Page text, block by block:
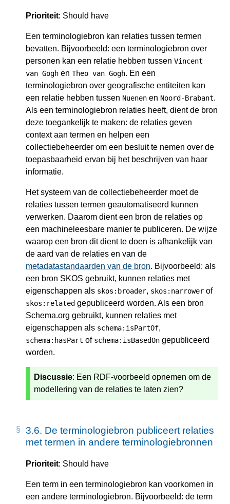
Prioriteit: Should have
Een terminologiebron kan relaties tussen termen
bevatten. Bijvoorbeeld: een terminologiebron over
personen kan een relatie hebben tussen Vincent
van Gogh en Theo van Gogh. En een
terminologiebron over geografische entiteiten kan
een relatie hebben tussen Nuenen en Noord-Brabant.
Als een terminologiebron relaties heeft, dient de bron
deze toegankelijk te maken: de relaties geven
context aan termen en helpen een
collectiebeheerder om een besluit te nemen over de
toepasbaarheid ervan bij het beschrijven van haar
informatie.
Het systeem van de collectiebeheerder moet de
relaties tussen termen geautomatiseerd kunnen
verwerken. Daarom dient een bron de relaties op
een machineleesbare manier te publiceren. De wijze
waarop een bron dit dient te doen is afhankelijk van
de aard van de relaties en van de
metadatastandaarden van de bron. Bijvoorbeeld: als
een bron SKOS gebruikt, kunnen relaties met
eigenschappen als skos:broader, skos:narrower of
skos:related gepubliceerd worden. Als een bron
Schema.org gebruikt, kunnen relaties met
eigenschappen als schema:isPartOf,
schema:hasPart of schema:isBasedOn gepubliceerd
worden.
Discussie: Een RDF-voorbeeld opnemen om de
modellering van de relaties te laten zien?
3.6. De terminologiebron publiceert relaties
met termen in andere terminologiebronnen
Prioriteit: Should have
Een term in een terminologiebron kan voorkomen in
een andere terminologiebron. Bijvoorbeeld: de term